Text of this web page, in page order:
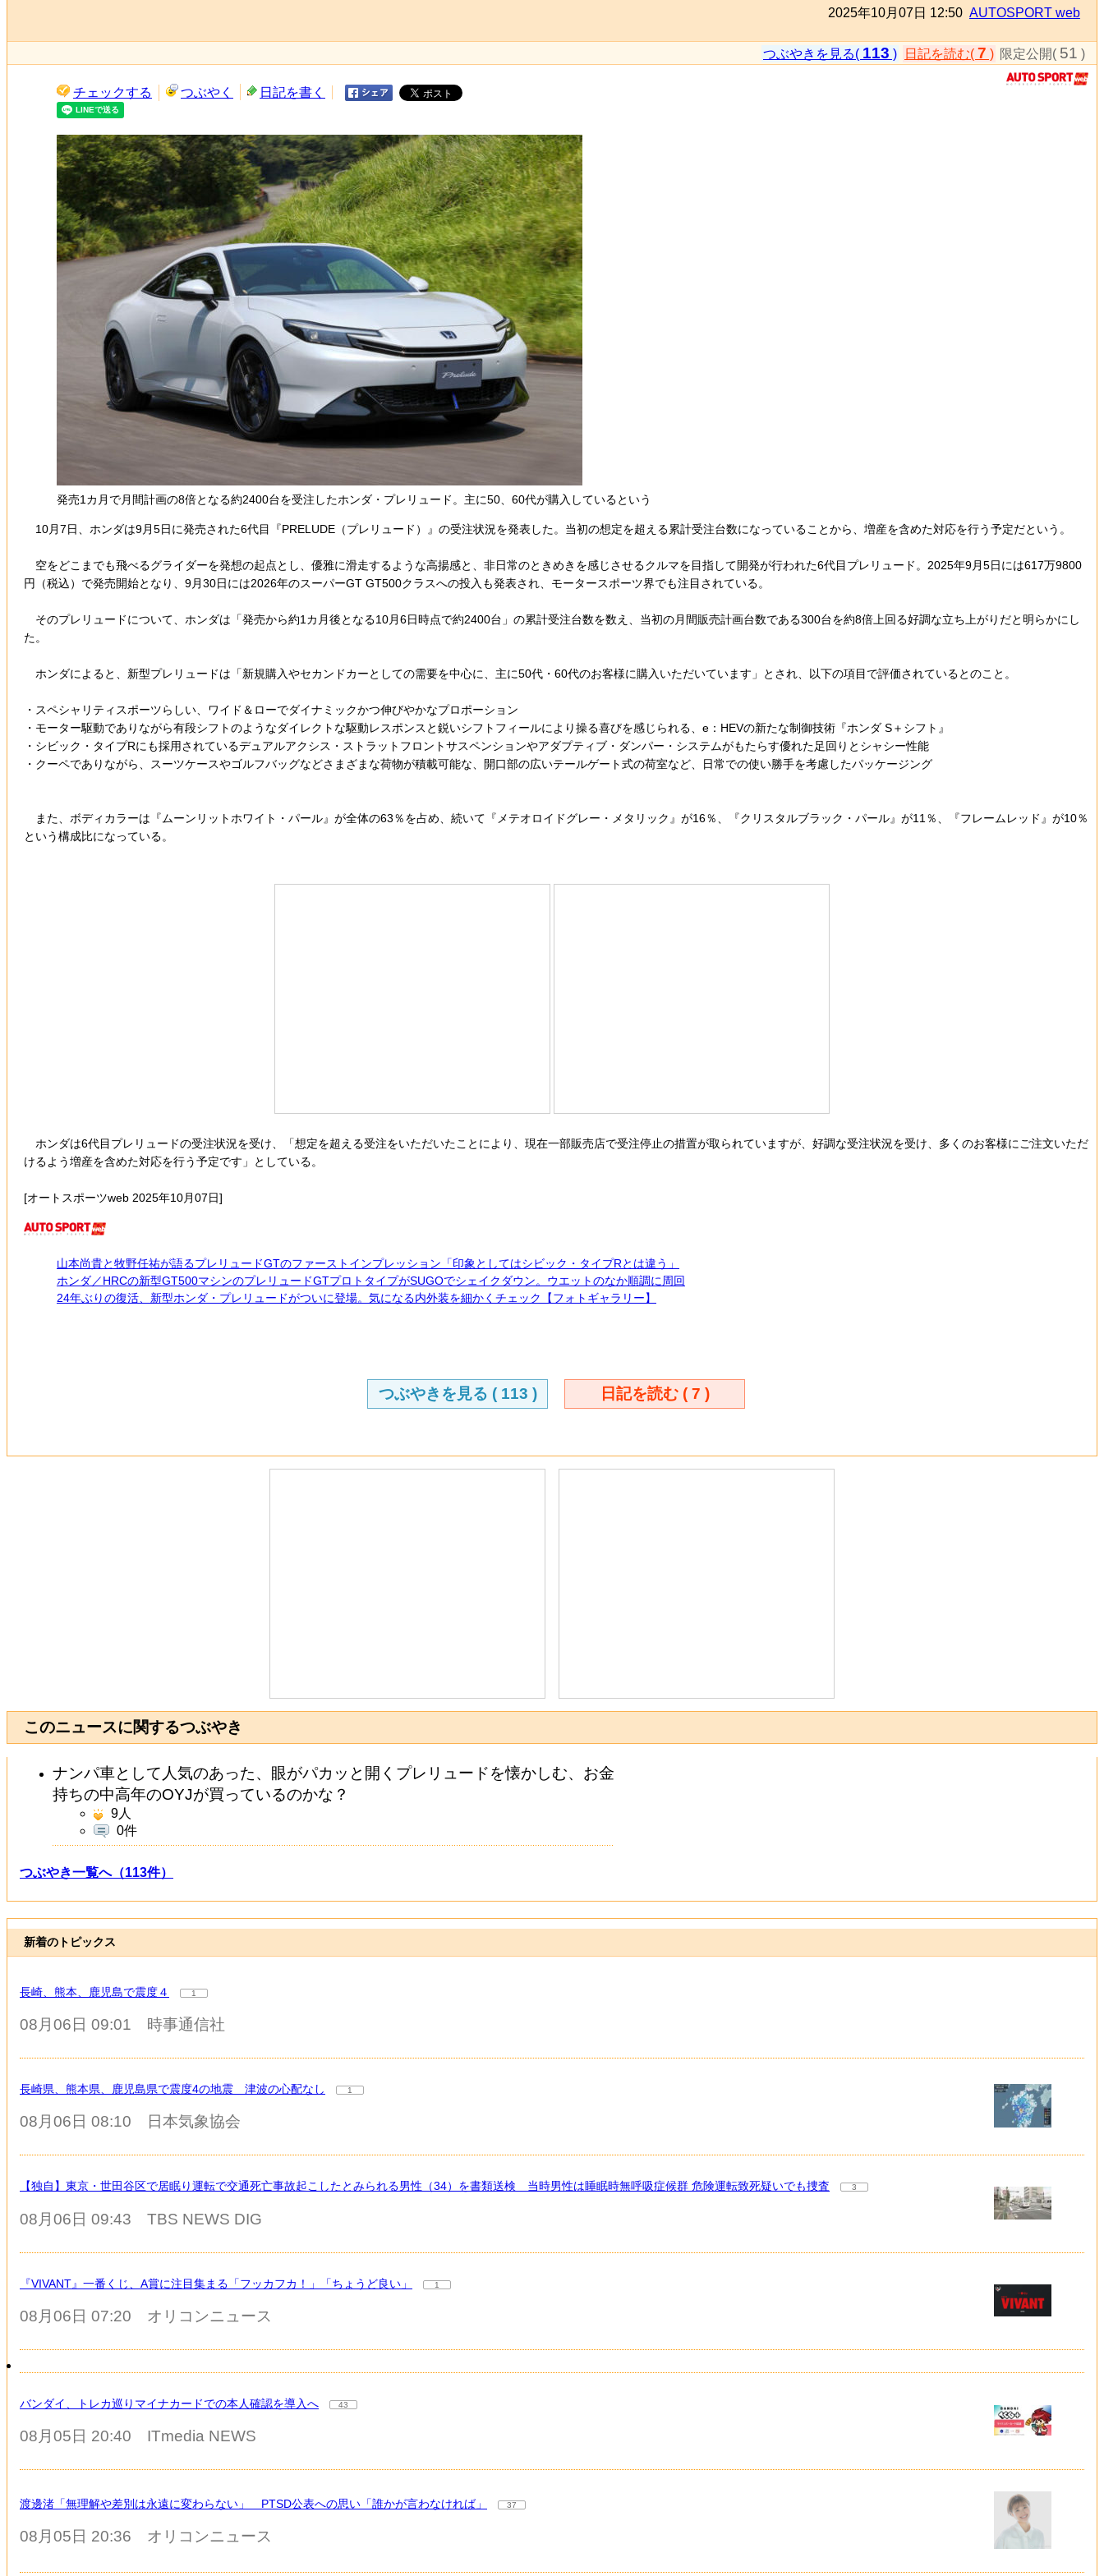
2025年10月07日 12:50 AUTOSPORT web
つぶやきを見る( 113 ) 日記を読む( 7 ) 限定公開( 51 )
チェックする つぶやく 日記を書く
発売1カ月で月間計画の8倍となる約2400台を受注したホンダ・プレリュード。主に50、60代が購入しているという
10月7日、ホンダは9月5日に発売された6代目『PRELUDE（プレリュード）』の受注状況を発表した。当初の想定を超える累計受注台数になっていることから、増産を含めた対応を行う予定だという。
空をどこまでも飛べるグライダーを発想の起点とし、優雅に滑走するような高揚感と、非日常のときめきを感じさせるクルマを目指して開発が行われた6代目プレリュード。2025年9月5日には617万9800
円（税込）で発売開始となり、9月30日には2026年のスーパーGT GT500クラスへの投入も発表され、モータースポーツ界でも注目されている。
そのプレリュードについて、ホンダは「発売から約1カ月後となる10月6日時点で約2400台」の累計受注台数を数え、当初の月間販売計画台数である300台を約8倍上回る好調な立ち上がりだと明らかにし
た。
ホンダによると、新型プレリュードは「新規購入やセカンドカーとしての需要を中心に、主に50代・60代のお客様に購入いただいています」とされ、以下の項目で評価されているとのこと。
・スペシャリティスポーツらしい、ワイド＆ローでダイナミックかつ伸びやかなプロポーション
・モーター駆動でありながら有段シフトのようなダイレクトな駆動レスポンスと鋭いシフトフィールにより操る喜びを感じられる、e：HEVの新たな制御技術『ホンダ S＋シフト』
・シビック・タイプRにも採用されているデュアルアクシス・ストラットフロントサスペンションやアダプティブ・ダンパー・システムがもたらす優れた足回りとシャシー性能
・クーペでありながら、スーツケースやゴルフバッグなどさまざまな荷物が積載可能な、開口部の広いテールゲート式の荷室など、日常での使い勝手を考慮したパッケージング
また、ボディカラーは『ムーンリットホワイト・パール』が全体の63％を占め、続いて『メテオロイドグレー・メタリック』が16％、『クリスタルブラック・パール』が11％、『フレームレッド』が10％
という構成比になっている。
ホンダは6代目プレリュードの受注状況を受け、「想定を超える受注をいただいたことにより、現在一部販売店で受注停止の措置が取られていますが、好調な受注状況を受け、多くのお客様にご注文いただ
けるよう増産を含めた対応を行う予定です」としている。
[オートスポーツweb 2025年10月07日]
山本尚貴と牧野任祐が語るプレリュードGTのファーストインプレッション「印象としてはシビック・タイプRとは違う」
ホンダ／HRCの新型GT500マシンのプレリュードGTプロトタイプがSUGOでシェイクダウン。ウエットのなか順調に周回
24年ぶりの復活、新型ホンダ・プレリュードがついに登場。気になる内外装を細かくチェック【フォトギャラリー】
つぶやきを見る ( 113 ) 日記を読む ( 7 )
このニュースに関するつぶやき
ナンパ車として人気のあった、眼がパカッと開くプレリュードを懐かしむ、お金
持ちの中高年のOYJが買っているのかな？
9人
0件
つぶやき一覧へ（113件）
新着のトピックス
長崎、熊本、鹿児島で震度４ 1
08月06日 09:01 時事通信社
長崎県、熊本県、鹿児島県で震度4の地震 津波の心配なし 1
08月06日 08:10 日本気象協会
【独自】東京・世田谷区で居眠り運転で交通死亡事故起こしたとみられる男性（34）を書類送検 当時男性は睡眠時無呼吸症候群 危険運転致死疑いでも捜査 3
08月06日 09:43 TBS NEWS DIG
『VIVANT』一番くじ、A賞に注目集まる「フッカフカ！」「ちょうど良い」 1
08月06日 07:20 オリコンニュース
バンダイ、トレカ巡りマイナカードでの本人確認を導入へ 43
08月05日 20:40 ITmedia NEWS
渡邊渚「無理解や差別は永遠に変わらない」 PTSD公表への思い「誰かが言わなければ」 37
08月05日 20:36 オリコンニュース